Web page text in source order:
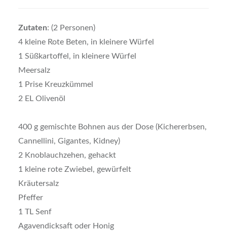
Zutaten: (2 Personen)
4 kleine Rote Beten, in kleinere Würfel
1 Süßkartoffel, in kleinere Würfel
Meersalz
1 Prise Kreuzkümmel
2 EL Olivenöl
400 g gemischte Bohnen aus der Dose (Kichererbsen,
Cannellini, Gigantes, Kidney)
2 Knoblauchzehen, gehackt
1 kleine rote Zwiebel, gewürfelt
Kräutersalz
Pfeffer
1 TL Senf
Agavendicksaft oder Honig